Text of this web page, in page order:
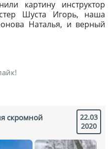
картину инструктор
Шуста Игорь, наша
Наталья, и верный
22.03
2020
скромной